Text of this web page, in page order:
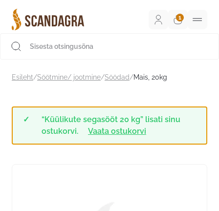
sisu
juurde
Esileht/Söötmine/ jootmine/Söödad/Mais, 20kg
“Küülikute segasööt 20 kg” lisati sinu
ostukorvi.
Vaata ostukorvi